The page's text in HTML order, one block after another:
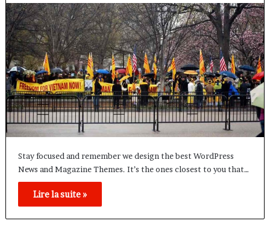
Stay focused and remember we design the best WordPress
News and Magazine Themes. It’s the ones closest to you that…
Lire la suite »